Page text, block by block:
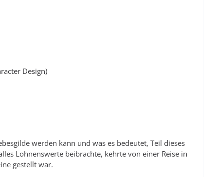
Design)
werden kann und was es bedeutet, Teil dieses
Lohnenswerte beibrachte, kehrte von einer Reise in
gestellt war.